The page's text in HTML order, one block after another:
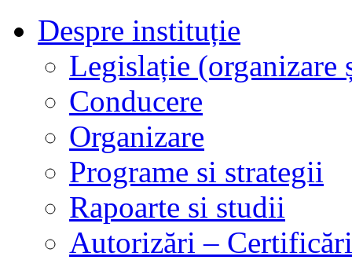
Despre instituție
Legislație
Conducere
Organizare
Programe si strategii
Rapoarte si studii
Autorizări –